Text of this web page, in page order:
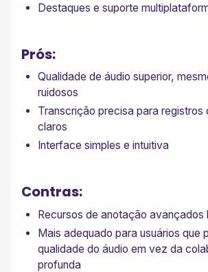
Destaques e suporte
Prós:
Qualidade de áudio superior,
ruidosos
Transcrição precisa para registros
claros
Interface simples e intuitiva
Contras:
Recursos de anotação avançados
Mais adequado para usuários que
qualidade do áudio em vez da
profunda